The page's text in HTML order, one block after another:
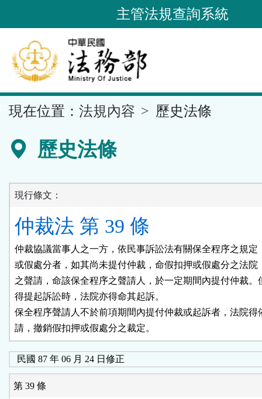
到
要
內
容
區
主管法規查詢系統
現在位置： 法規內容 歷史法條
歷史法條
現行條文：
仲裁法 第 39 條
仲裁協議當事人之一方，依民事訴訟法有關保全程序之規定
或假處分者，如其尚未提付仲裁，命假扣押或假處分之法院
之聲請，命該保全程序之聲請人，於一定期間內提付仲裁。
得提起訴訟時，法院亦得命其起訴。
保全程序聲請人不於前項期間內提付仲裁或起訴者，法院得
請，撤銷假扣押或假處分之裁定。
民國 87 年 06 月 24 日修正
第 39 條